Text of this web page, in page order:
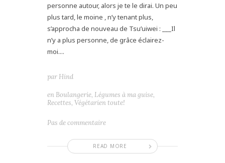
personne autour, alors je te le dirai. Un peu
plus tard, le moine , n’y tenant plus,
s’approcha de nouveau de Tsu’uiwei : ___Il
n’y a plus personne, de grâce éclairez-
moi....
READ MORE
par Hind
en Boulangerie, Légumes à ma guise,
Recettes, Végétarien toute!
Pas de commentaire